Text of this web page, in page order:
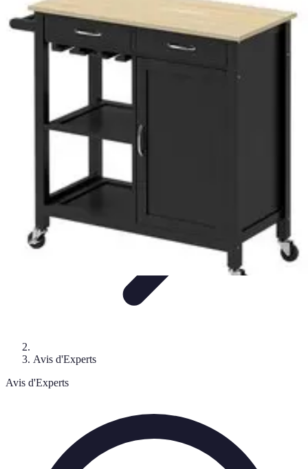
Santé Équipement
Bien-être à domicileÉquipements médicaux
domicile
Équipements de santé Équipement Médical
Avis d'Experts
Avis d'Experts